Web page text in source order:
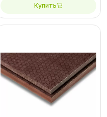
Купить